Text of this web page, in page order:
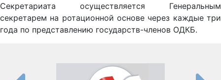
Секретариата осуществляется Генеральным
секретарем на ротационной основе через каждые три
года по представлению государств-членов ОДКБ.